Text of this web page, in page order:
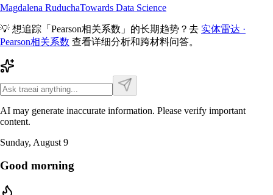
Magdalena RuduchaTowards Data Science
💡 想追踪「 Pearson相关系数 」的长期趋势？去 实体雷达 ·
Pearson相关系数 查看详细分析和跨材料问答。
AI may generate inaccurate information. Please verify important
content.
Sunday, August 9
Good morning